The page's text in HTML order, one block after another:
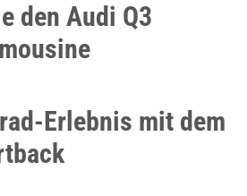
den Audi Q3
Erlebnis mit dem